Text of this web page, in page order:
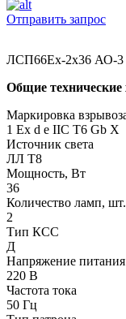
Отправить запрос
ЛСП66Ех-2х36 АО-3
Общие технические
Маркировка
1 Ех d e IIC T6 Gb X
Источник света
ЛЛ Т8
Мощность, Вт
36
Количество ламп, шт.
2
Тип КСС
Д
Напряжение питания
220 В
Частота тока
50 Гц